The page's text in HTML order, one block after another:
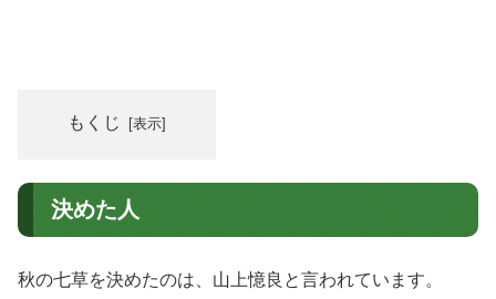
もくじ
決めた人
秋の七草を決めたのは、山上憶良と言われています。